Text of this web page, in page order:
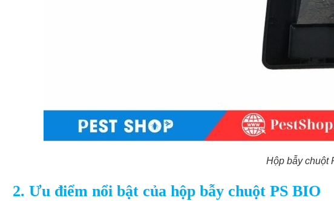
Hộp bẫy chuột
2. Ưu điểm nổi bật của hộp bẫy chuột PS BIO